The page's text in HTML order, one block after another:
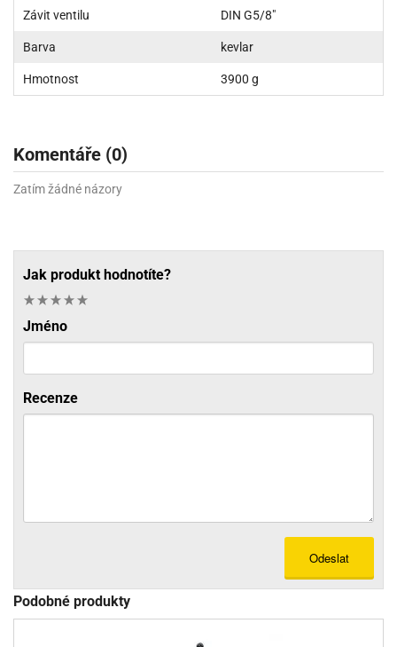
Závit ventilu DIN G5/8"
Barva kevlar
Hmotnost 3900 g
Komentáře (0)
Zatím žádné názory
Jak produkt hodnotíte?
Jméno
Recenze
Odeslat
Podobné produkty